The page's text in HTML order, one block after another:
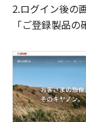
2.ログイン後の
「ご登録製品